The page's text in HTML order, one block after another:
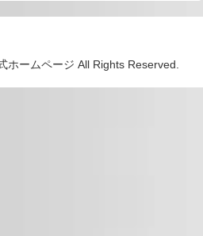
ームページ All Rights Reserved.